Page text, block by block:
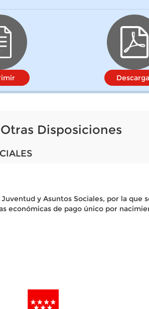
Otras Disposiciones
y Asuntos Sociales, por la
económicas de pago único por